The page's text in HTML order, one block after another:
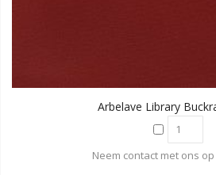
Arbelave Library
Neem contact met ons